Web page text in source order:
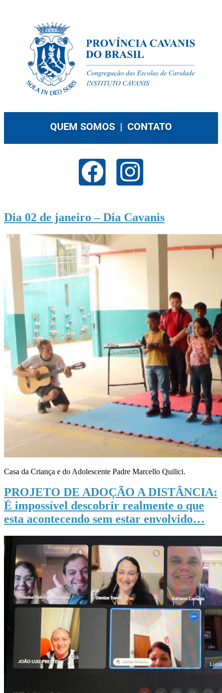
QUEM SOMOS | CONTATO
Dia 02 de janeiro – Dia Cavanis
Casa da Criança e do Adolescente Padre Marcello Quilici.
PROJETO DE ADOÇÃO A DISTÂNCIA:
É impossível descobrir realmente o que
esta acontecendo sem estar envolvido…